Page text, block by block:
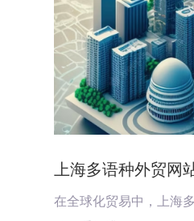
上海多语种外贸网
在全球化贸易中，上海